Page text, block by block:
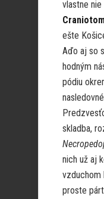
vlastne nie
ešte
Aďo aj so
hodným
pódiu
skladba,
nich už aj
vzduchom
proste